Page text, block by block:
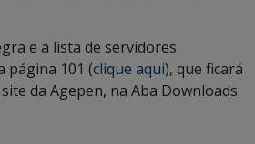
e a lista de servidores
página 101 (clique aqui), que ficará
da Agepen, na Aba Downloads